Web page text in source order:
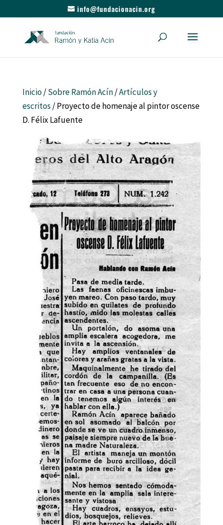
info@fundacionacin.org
Inicio/Sobre Ramón Acín/Artículos y
escritos / Proyecto de homenaje al pintor oscense
D. Félix Lafuente